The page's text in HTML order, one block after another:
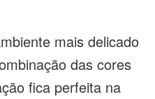
mais delicado
das cores
fica perfeita na